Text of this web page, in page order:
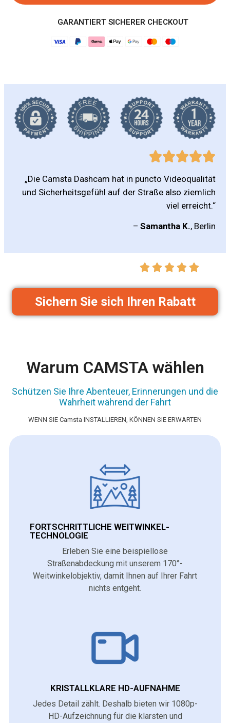
GARANTIERT SICHERER CHECKOUT
„Die Camsta Dashcam hat in puncto Videoqualität
und Sicherheitsgefühl auf der Straße also ziemlich
viel erreicht.“
– Samantha K., Berlin
Sichern Sie sich Ihren Rabatt
Warum CAMSTA wählen
Schützen Sie Ihre Abenteuer, Erinnerungen und die
Wahrheit während der Fahrt
WENN SIE Camsta INSTALLIEREN, KÖNNEN SIE ERWARTEN
FORTSCHRITTLICHE WEITWINKEL-
TECHNOLOGIE
Erleben Sie eine beispiellose
Straßenabdeckung mit unserem 170°-
Weitwinkelobjektiv, damit Ihnen auf Ihrer Fahrt
nichts entgeht.
KRISTALLKLARE HD-AUFNAHME
Jedes Detail zählt. Deshalb bieten wir 1080p-
HD-Aufzeichnung für die klarsten und